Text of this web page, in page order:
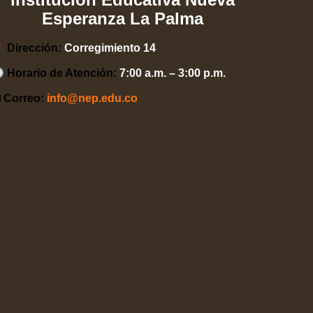
Esperanza La Palma
Dirección: Corregimiento 14
Horario de Atención: 7:00 a.m. – 3:00 p.m.
Correo: info@nep.edu.co